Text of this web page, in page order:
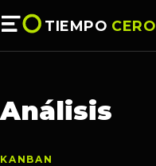
TIEMPO CERO
Análisis
KANBAN